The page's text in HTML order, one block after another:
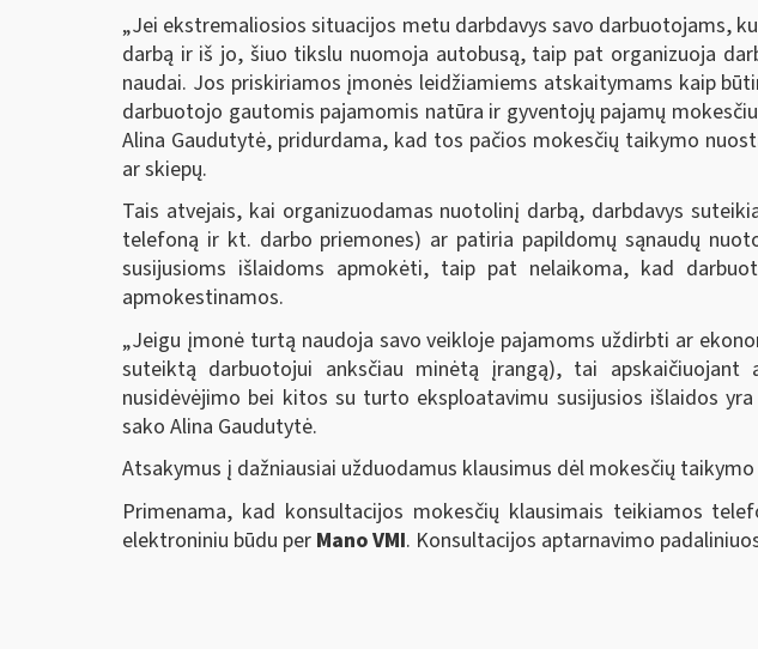
„Jei ekstremaliosios situacijos metu darbdavys savo darbuotojams,
darbą ir iš jo, šiuo tikslu nuomoja autobusą, taip pat organizuoja
naudai. Jos priskiriamos įmonės leidžiamiems atskaitymams kaip
darbuotojo gautomis pajamomis natūra ir gyventojų pajamų
Alina Gaudutytė, pridurdama, kad tos pačios mokesčių taikymo
ar skiepų.
Tais atvejais, kai organizuodamas nuotolinį darbą, darbdavys
telefoną ir kt. darbo priemones) ar patiria papildomų sąnaudų
susijusioms išlaidoms apmokėti, taip pat nelaikoma, kad
apmokestinamos.
„Jeigu įmonė turtą naudoja savo veikloje pajamoms uždirbti ar
suteiktą darbuotojui anksčiau minėtą įrangą), tai
nusidėvėjimo bei kitos su turto eksploatavimu susijusios išlaidos
sako Alina Gaudutytė.
Atsakymus į dažniausiai užduodamus klausimus dėl mokesčių
Primenama, kad konsultacijos mokesčių klausimais teikiamos
elektroniniu būdu per Mano VMI. Konsultacijos aptarnavimo